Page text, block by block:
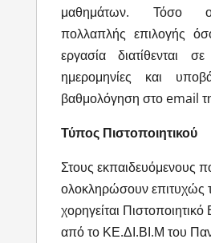
μαθημάτων. Τόσο
πολλαπλής επιλογής
εργασία διατίθενται σε
ημερομηνίες και
βαθμολόγηση στο email
Τύπος Πιστοποιητικού
Στους εκπαιδευόμενους
ολοκληρώσουν επιτυχώς
χορηγείται
από το ΚΕ.ΔΙ.ΒΙ.Μ του